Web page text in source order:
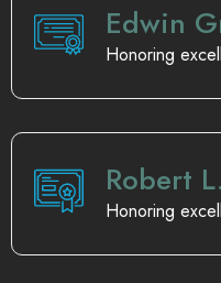
Edwin
Honoring
Robert
Honoring